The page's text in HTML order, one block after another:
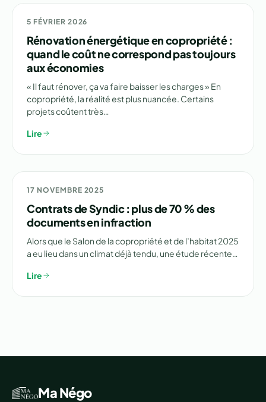
🏗️ RÉNOVATION
5 FÉVRIER 2026
Rénovation énergétique en copropriété :
quand le coût ne correspond pas toujours
aux économies
« Il faut rénover, ça va faire baisser les charges » En
copropriété, la réalité est plus nuancée. Certains
projets coûtent très…
Lire
⚠️ ENQUÊTE
17 NOVEMBRE 2025
Contrats de Syndic : plus de 70 % des
documents en infraction
Alors que le Salon de la copropriété et de l’habitat 2025
a eu lieu dans un climat déjà tendu, une étude récente…
Lire
Ma Négo